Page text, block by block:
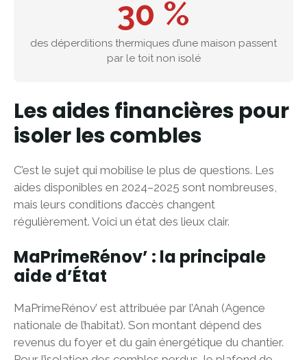
30 %
des déperditions thermiques d’une maison passent
par le toit non isolé
Les aides financières pour
isoler les combles
C’est le sujet qui mobilise le plus de questions. Les
aides disponibles en 2024–2025 sont nombreuses,
mais leurs conditions d’accès changent
régulièrement. Voici un état des lieux clair.
MaPrimeRénov’ : la principale
aide d’État
MaPrimeRénov’ est attribuée par l’Anah (Agence
nationale de l’habitat). Son montant dépend des
revenus du foyer et du gain énergétique du chantier.